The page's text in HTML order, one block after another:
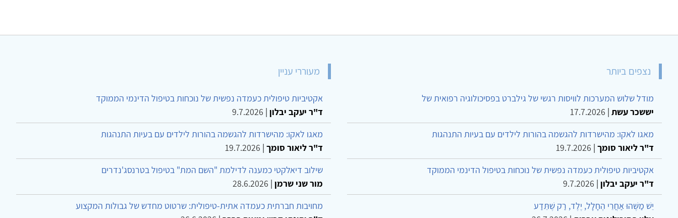
נצפים ביותר
מודל שלוש המערכות לוויסות רגשי של גילברט בפסיכולוגיה רפואית של
יששכר עשת |
17.7.2026
מאגו לאקו: מהישרדות להגשמה בהורות לילדים עם בעיות התנהגות
ד"ר ליאור סומך |
19.7.2026
אקטיביות טיפולית כעמדה נפשית של נוכחות בטיפול הדינמי הממוקד
ד"ר יעקב יבלון |
9.7.2026
יֵשׁ מַשֶּׁהוּ אַחֲרֵי הֶחָלָל, יֶלֶד, רַק שֶׁתֵּדַע
מעוררי עניין
אקטיביות טיפולית כעמדה נפשית של נוכחות בטיפול הדינמי הממוקד
ד"ר יעקב יבלון |
9.7.2026
מאגו לאקו: מהישרדות להגשמה בהורות לילדים עם בעיות התנהגות
ד"ר ליאור סומך |
19.7.2026
שילוב דיאלקטי כמענה לדילמת "השם המת" בטיפול בטרנסג'נדרים
מור שני שרמן |
28.6.2026
מחויבות חברתית כעמדה אתית-טיפולית: שרטוט מחדש של גבולות המקצוע